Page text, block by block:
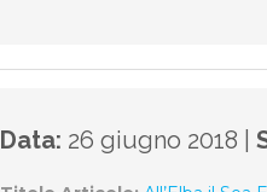
Data: 26 giugno 2018 |